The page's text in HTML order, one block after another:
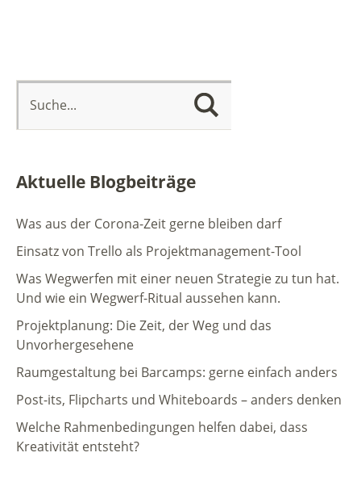
Aktuelle Blogbeiträge
Was aus der Corona-Zeit gerne bleiben darf
Einsatz von Trello als Projektmanagement-Tool
Was Wegwerfen mit einer neuen Strategie zu tun hat.
Und wie ein Wegwerf-Ritual aussehen kann.
Projektplanung: Die Zeit, der Weg und das
Unvorhergesehene
Raumgestaltung bei Barcamps: gerne einfach anders
Post-its, Flipcharts und Whiteboards – anders denken
Welche Rahmenbedingungen helfen dabei, dass
Kreativität entsteht?